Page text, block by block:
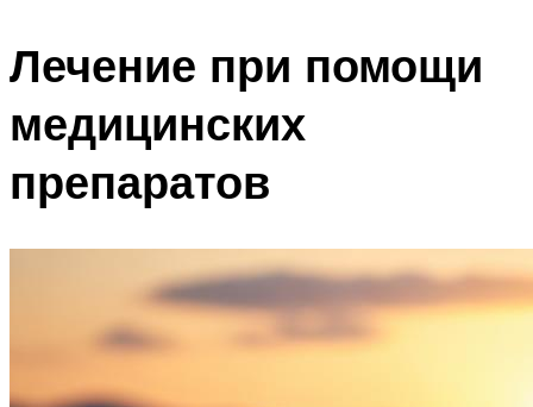
Лечение при помощи
медицинских
препаратов